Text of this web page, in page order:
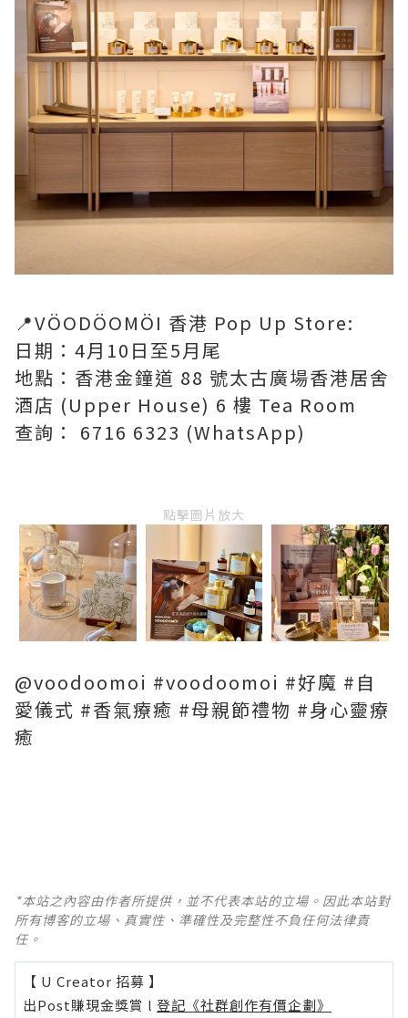
📍VÖODÖOMÖI 香港 Pop Up Store:
日期：4月10日至5月尾
地點：香港金鐘道 88 號太古廣場香港居舍
酒店 (Upper House) 6 樓 Tea Room
查詢： 6716 6323 (WhatsApp)
點擊圖片放大
@voodoomoi #voodoomoi #好魔 #自
愛儀式 #香氣療癒 #母親節禮物 #身心靈療
癒
*本站之內容由作者所提供，並不代表本站的立場。因此本站對
所有博客的立場、真實性、準確性及完整性不負任何法律責
任。
【 U Creator 招募 】
出Post賺現金獎賞 l 登記《社群創作有價企劃》